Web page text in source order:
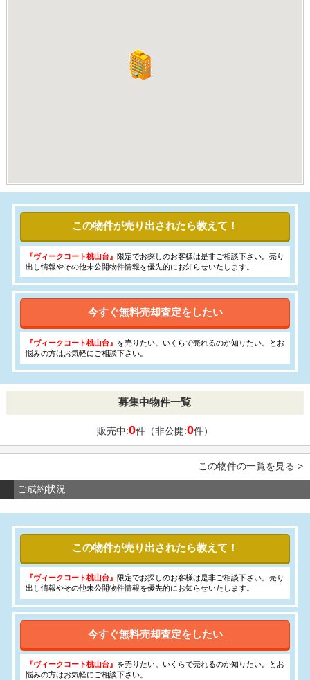
この物件が売り出されたら教えて！
『ヴィークコート桃山台』 限定でお探しのお客様は是非ご相談下さい。売り
出し情報やその他未公開物件情報を優先的にお知らせいたします。
今すぐ無料売却査定をしたい
『ヴィークコート桃山台』 を売りたい。いくらで売れるのか知りたい。とお
悩みの方はお気軽にご相談下さい。
募集中物件一覧
販売中:0件（非公開:0件）
この物件の一覧を見る >
ご成約状況
この物件が売り出されたら教えて！
『ヴィークコート桃山台』 限定でお探しのお客様は是非ご相談下さい。売り
出し情報やその他未公開物件情報を優先的にお知らせいたします。
今すぐ無料売却査定をしたい
『ヴィークコート桃山台』 を売りたい。いくらで売れるのか知りたい。とお
悩みの方はお気軽にご相談下さい。